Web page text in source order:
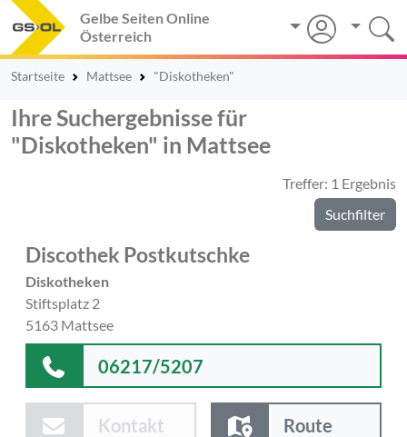
Gelbe Seiten Online
Österreich
Startseite Mattsee "Diskotheken"
Ihre Suchergebnisse für
"Diskotheken" in Mattsee
Treffer: 1 Ergebnis
Suchfilter
Discothek Postkutschke
Diskotheken
Stiftsplatz 2
5163 Mattsee
06217/5207
Kontakt Route